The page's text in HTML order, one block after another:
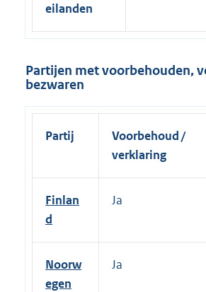
eilanden
Partijen met voorbehouden,
bezwaren
Partij
Voorbehoud /
verklaring
Finlan
d
Ja
Noorw
egen
Ja